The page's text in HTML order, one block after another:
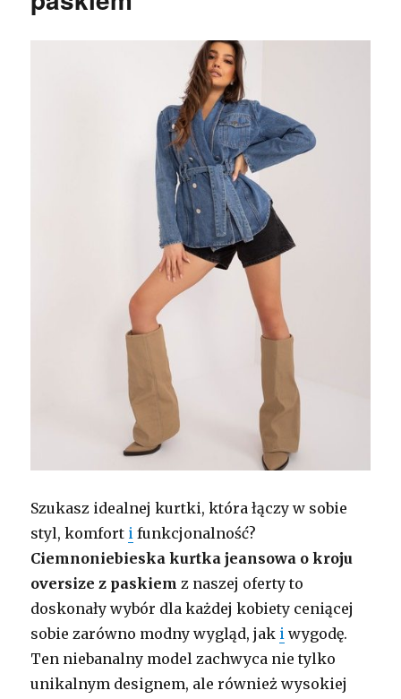
Szukasz idealnej kurtki, która łączy w sobie
styl, komfort i funkcjonalność?
Ciemnoniebieska kurtka jeansowa o kroju
oversize z paskiem z naszej oferty to
doskonały wybór dla każdej kobiety ceniącej
sobie zarówno modny wygląd, jak i wygodę.
Ten niebanalny model zachwyca nie tylko
unikalnym designem, ale również wysokiej